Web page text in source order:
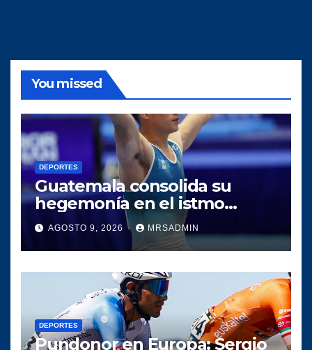
You missed
DEPORTES
Guatemala consolida su
hegemonía en el istmo
centroamericano tras una
histórica participación en los
Juegos Centroamericanos y
del Caribe 2026
AGOSTO 9, 2026 MRSADMIN
DEPORTES
Pundonor en Europa: Sergio